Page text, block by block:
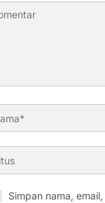
Simpan nama,